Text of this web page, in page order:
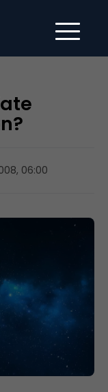
06:00